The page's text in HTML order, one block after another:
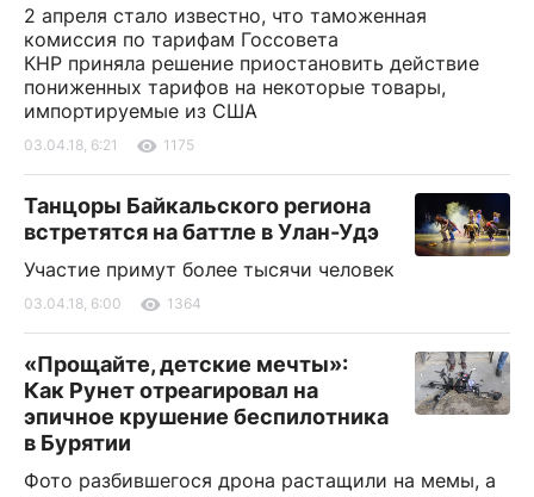
2 апреля стало известно, что таможенная
комиссия по тарифам Госсовета
КНР приняла решение приостановить действие
пониженных тарифов на некоторые товары,
импортируемые из США
03.04.18, 6:21 1175
Танцоры Байкальского региона
встретятся на баттле в Улан-Удэ
Участие примут более тысячи человек
03.04.18, 6:00 1364
«Прощайте, детские мечты»:
Как Рунет отреагировал на
эпичное крушение беспилотника
в Бурятии
Фото разбившегося дрона растащили на мемы, а